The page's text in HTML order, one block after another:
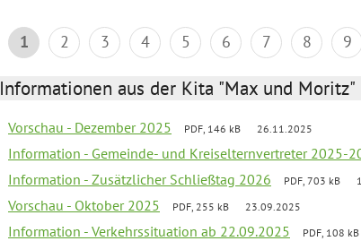
1 2 3 4 5 6 7 8 9
Informationen aus der Kita "Max und Moritz"
Vorschau - Dezember 2025 PDF, 146 kB 26.11.2025
Information - Gemeinde- und Kreiselternvertreter 2025-
Information - Zusätzlicher Schließtag 2026 PDF, 703 kB
Vorschau - Oktober 2025 PDF, 255 kB 23.09.2025
Information - Verkehrssituation ab 22.09.2025 PDF, 108 kB